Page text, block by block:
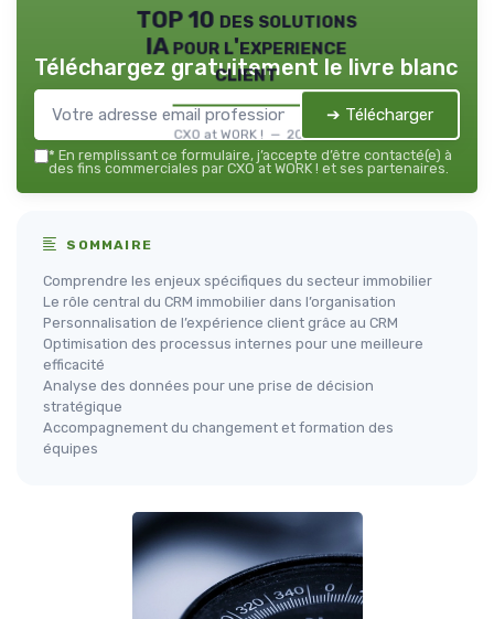
TOP 10 des solutions
IA pour l'experience
client
CXO at WORK ! — 2026
Téléchargez gratuitement le livre blanc
➔ Télécharger
* En remplissant ce formulaire, j’accepte d’être contacté(e) à
des fins commerciales par CXO at WORK ! et ses partenaires.
SOMMAIRE
Comprendre les enjeux spécifiques du secteur immobilier
Le rôle central du CRM immobilier dans l’organisation
Personnalisation de l’expérience client grâce au CRM
Optimisation des processus internes pour une meilleure
efficacité
Analyse des données pour une prise de décision
stratégique
Accompagnement du changement et formation des
équipes